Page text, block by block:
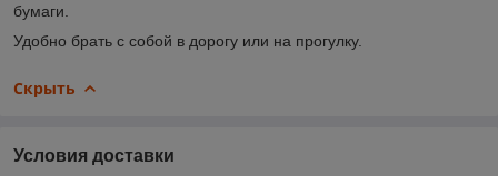
бумаги.
Удобно брать с собой в дорогу или на прогулку.
Скрыть
Условия доставки